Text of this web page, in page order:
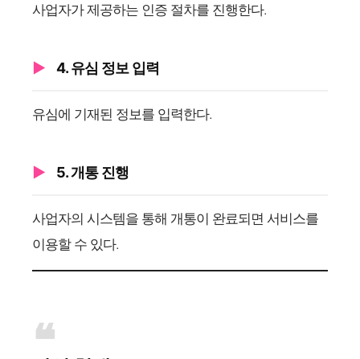
사업자가 제공하는 인증 절차를 진행한다.
4. 유심 정보 입력
유심에 기재된 정보를 입력한다.
5. 개통 진행
사업자의 시스템을 통해 개통이 완료되면 서비스를
이용할 수 있다.